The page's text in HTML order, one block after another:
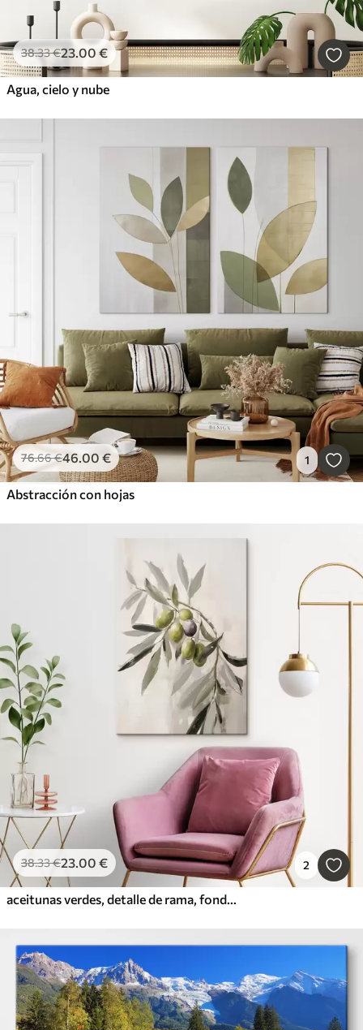
38.33€23.00 €
Agua, cielo y nube
76.66€46.00 € 1
Abstracción con hojas
38.33€23.00 € 2
aceitunas verdes, detalle de rama, fondo claro, orgánico, paleta natural, rústico